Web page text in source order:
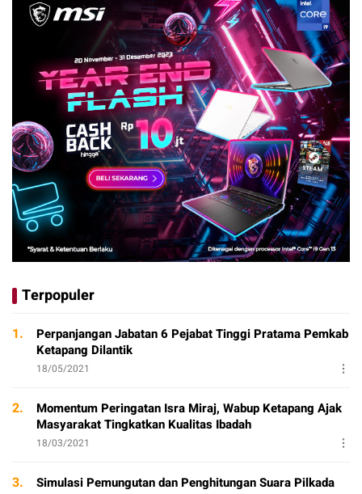
Terpopuler
1.
Perpanjangan Jabatan 6 Pejabat Tinggi Pratama Pemkab
Ketapang Dilantik
18/05/2021
2.
Momentum Peringatan Isra Miraj, Wabup Ketapang Ajak
Masyarakat Tingkatkan Kualitas Ibadah
18/03/2021
3.
Simulasi Pemungutan dan Penghitungan Suara Pilkada